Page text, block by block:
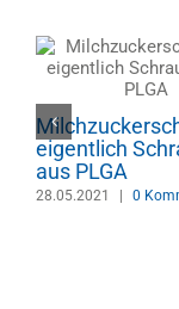
eigentlich
aus PLGA
28.05.2021 0